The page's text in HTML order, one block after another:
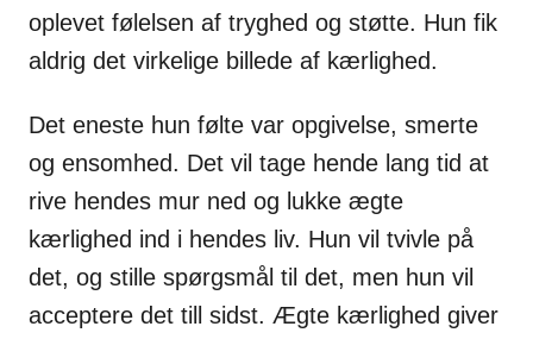
oplevet følelsen af tryghed og støtte. Hun fik
aldrig det virkelige billede af kærlighed.
Det eneste hun følte var opgivelse, smerte
og ensomhed. Det vil tage hende lang tid at
rive hendes mur ned og lukke ægte
kærlighed ind i hendes liv. Hun vil tvivle på
det, og stille spørgsmål til det, men hun vil
acceptere det till sidst. Ægte kærlighed giver